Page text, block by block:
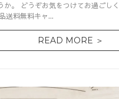
。 どうぞお気をつけてお過ごしくださ
送料無料キャ...
READ MORE ＞